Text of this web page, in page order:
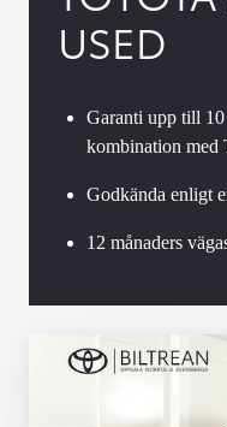
USED
Garanti upp till
kombination med
Godkända enligt
12 månaders